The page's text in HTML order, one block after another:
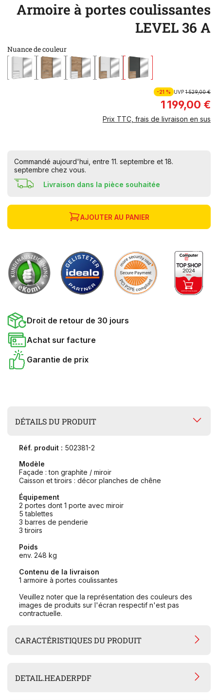
Armoire à portes coulissantes
LEVEL 36 A
Nuance de couleur
-21 % UVP1 529,00 €
1 199,00 €
Prix TTC, frais de livraison en sus
Commandé aujourd'hui, entre 11. septembre et 18.
septembre chez vous.
Livraison dans la pièce souhaitée
AJOUTER AU PANIER
Droit de retour de 30 jours
Achat sur facture
Garantie de prix
DÉTAILS DU PRODUIT
Réf. produit : 502381-2
Modèle
Façade : ton graphite / miroir
Caisson et tiroirs : décor planches de chêne
Équipement
2 portes dont 1 porte avec miroir
5 tablettes
3 barres de penderie
3 tiroirs
Poids
env. 248 kg
Contenu de la livraison
1 armoire à portes coulissantes
Veuillez noter que la représentation des couleurs des
images de produits sur l'écran respectif n'est pas
contractuelle.
CARACTÉRISTIQUES DU PRODUIT
DETAIL.HEADERPDF